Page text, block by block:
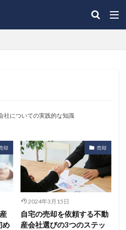
社についての実践的な知識
却
め
売却
2024年3月15日
自宅の売却を依頼する不動
産会社選びの3つのステッ